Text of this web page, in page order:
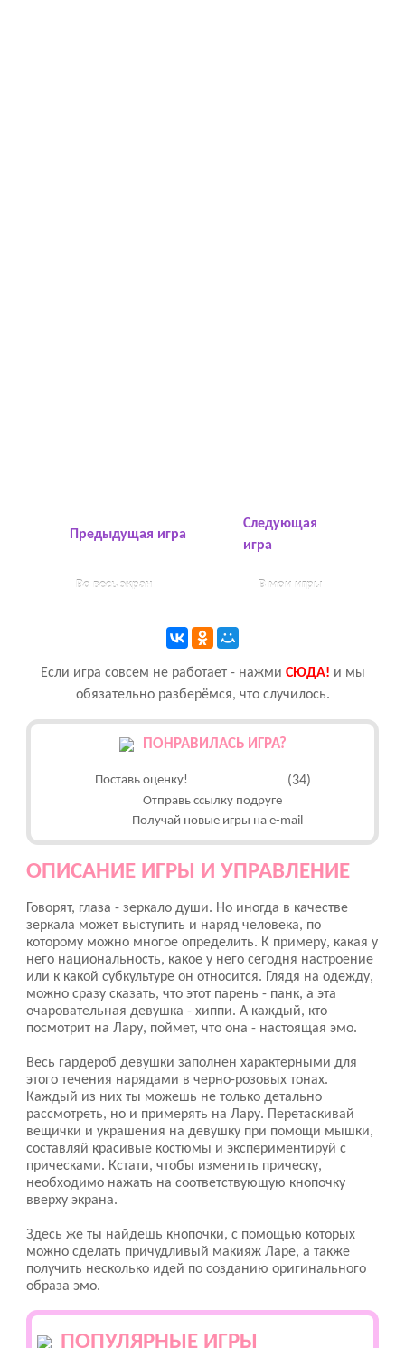
Предыдущая игра
Во весь экран В мои игры
Следующая
игра
Если игра совсем не работает - нажми CЮДА! и мы
обязательно разберёмся, что случилось.
ПОНРАВИЛАСЬ ИГРА?
Поставь оценку! (34)
Отправь ссылку подруге
Получай новые игры на e-mail
ОПИСАНИЕ ИГРЫ И УПРАВЛЕНИЕ
Говорят, глаза - зеркало души. Но иногда в качестве
зеркала может выступить и наряд человека, по
которому можно многое определить. К примеру, какая у
него национальность, какое у него сегодня настроение
или к какой субкультуре он относится. Глядя на одежду,
можно сразу сказать, что этот парень - панк, а эта
очаровательная девушка - хиппи. А каждый, кто
посмотрит на Лару, поймет, что она - настоящая эмо.
Весь гардероб девушки заполнен характерными для
этого течения нарядами в черно-розовых тонах.
Каждый из них ты можешь не только детально
рассмотреть, но и примерять на Лару. Перетаскивай
вещички и украшения на девушку при помощи мышки,
составляй красивые костюмы и экспериментируй с
прическами. Кстати, чтобы изменить прическу,
необходимо нажать на соответствующую кнопочку
вверху экрана.
Здесь же ты найдешь кнопочки, с помощью которых
можно сделать причудливый макияж Ларе, а также
получить несколько идей по созданию оригинального
образа эмо.
ПОПУЛЯРНЫЕ ИГРЫ